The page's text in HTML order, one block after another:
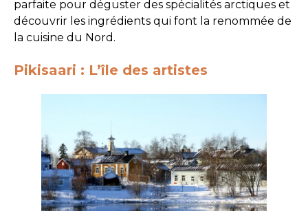
parfaite pour déguster des spécialités arctiques et
découvrir les ingrédients qui font la renommée de
la cuisine du Nord.
Pikisaari : L’île des artistes